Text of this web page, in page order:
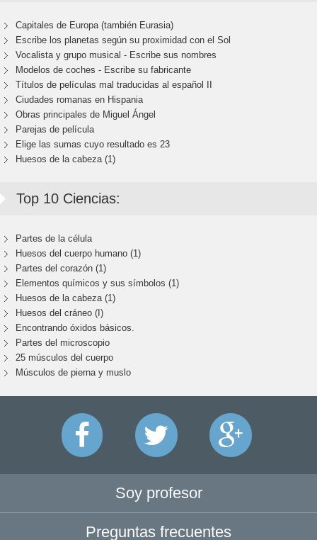
Capitales de Europa (también Eurasia)
Escribe los planetas según su proximidad con el Sol
Vocalista y grupo musical - Escribe sus nombres
Modelos de coches - Escribe su fabricante
Títulos de películas mal traducidas al español II
Ciudades romanas en Hispania
Obras principales de Miguel Ángel
Parejas de película
Elige las sumas cuyo resultado es 23
Huesos de la cabeza (1)
Top 10 Ciencias:
Partes de la célula
Huesos del cuerpo humano (1)
Partes del corazón (1)
Elementos químicos y sus símbolos (1)
Huesos de la cabeza (1)
Huesos del cráneo (I)
Encontrando óxidos básicos.
Partes del microscopio
25 músculos del cuerpo
Músculos de pierna y muslo
Soy profesor
Preguntas frecuentes